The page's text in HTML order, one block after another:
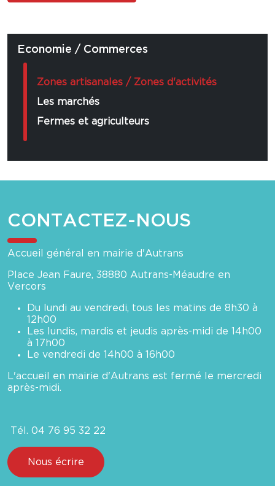
Economie / Commerces
Zones artisanales / Zones d'activités
Les marchés
Fermes et agriculteurs
CONTACTEZ-NOUS
Accueil général en mairie d'Autrans
Place Jean Faure, 38880 Autrans-Méaudre en
Vercors
Du lundi au vendredi, tous les matins de 8h30 à
12h00
Les lundis, mardis et jeudis après-midi de 14h00
à 17h00
Le vendredi de 14h00 à 16h00
L'accueil en mairie d'Autrans est fermé le mercredi
après-midi.
Tél. 04 76 95 32 22
Nous écrire